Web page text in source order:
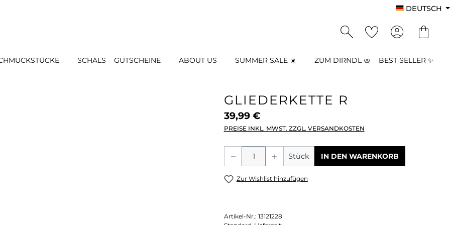
DEUTSCH
SCHALS GUTSCHEINE ABOUT US SUMMER SALE ☀️ ZUM DIRNDL 🥨 BEST SELLER ✨
GLIEDERKETTE R
39,99 €
PREISE INKL. MWST. ZZGL. VERSANDKOSTEN
Produkt Anzahl: Gib den
Stück IN DEN WARENKORB
Zur Wishlist hinzufügen
Artikel-Nr.: 13121228